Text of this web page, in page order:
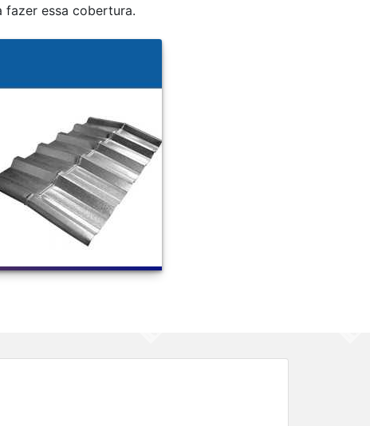
fazer essa cobertura.